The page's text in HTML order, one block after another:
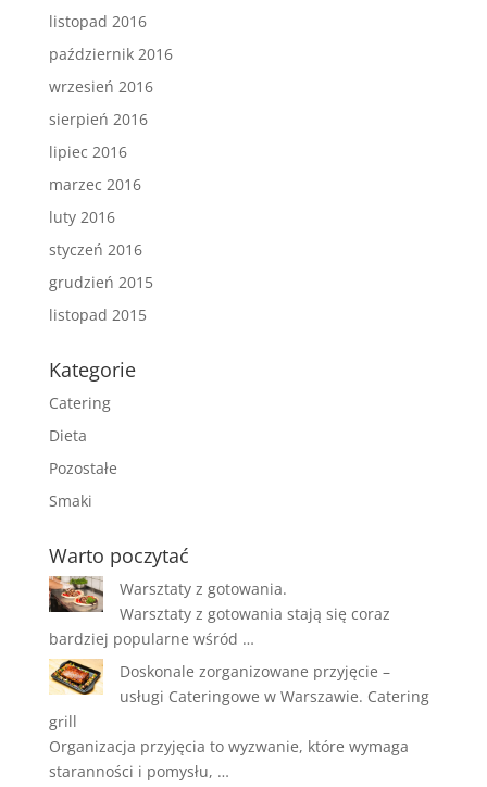
listopad 2016
październik 2016
wrzesień 2016
sierpień 2016
lipiec 2016
marzec 2016
luty 2016
styczeń 2016
grudzień 2015
listopad 2015
Kategorie
Catering
Dieta
Pozostałe
Smaki
Warto poczytać
Warsztaty z gotowania.
Warsztaty z gotowania stają się coraz
bardziej popularne wśród …
Doskonale zorganizowane przyjęcie –
usługi Cateringowe w Warszawie. Catering
grill
Organizacja przyjęcia to wyzwanie, które wymaga
staranności i pomysłu, …